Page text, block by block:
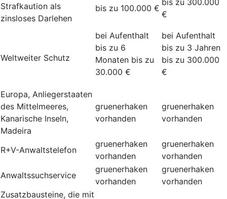
Strafkaution als
zinsloses Darlehen
bis zu 100.000 €
€
Weltweiter Schutz
bei Aufenthalt
bis zu 6
Monaten bis zu
30.000 €
bei Aufenthalt
bis zu 3 Jahren
bis zu 300.000
€
Europa, Anliegerstaaten
des Mittelmeeres,
Kanarische Inseln,
Madeira
gruenerhaken
vorhanden
gruenerhaken
vorhanden
R+V-Anwaltstelefon
gruenerhaken
vorhanden
gruenerhaken
vorhanden
Anwaltssuchservice
gruenerhaken
vorhanden
gruenerhaken
vorhanden
Zusatzbausteine, die mit